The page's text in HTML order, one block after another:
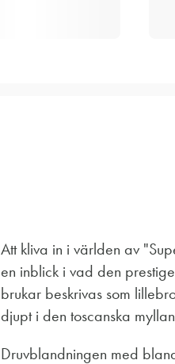
Att kliva in i världen av
en inblick i vad den
brukar beskrivas som
djupt i den toscanska
Druvblandningen med